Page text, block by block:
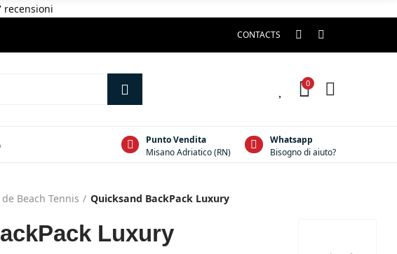
recensioni
CONTACTS
0
Punto Vendita
Misano Adriatico (RN)
Whatsapp
Bisogno di aiuto?
de Beach Tennis Quicksand BackPack Luxury
Luxury